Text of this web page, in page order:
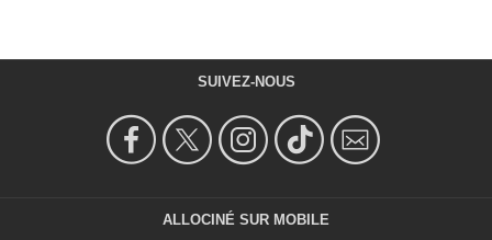
SUIVEZ-NOUS
ALLOCINÉ SUR MOBILE